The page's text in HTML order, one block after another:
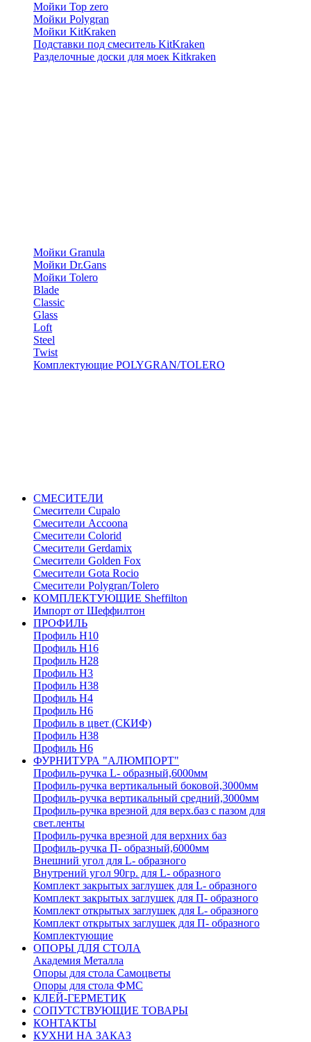
Мойки Top zero
Мойки Polygran
Мойки KitKraken
Подставки под смеситель KitKraken
Разделочные доски для моек Kitkraken
Мойки Granula
Мойки Dr.Gans
Мойки Tolero
Blade
Classic
Glass
Loft
Steel
Twist
Комплектующие POLYGRAN/TOLERO
СМЕСИТЕЛИ
Cмесители Cupalo
Смесители Accoona
Смесители Colorid
Смесители Gerdamix
Смесители Golden Fox
Смесители Gota Rocio
Смесители Polygran/Tolero
КОМПЛЕКТУЮЩИЕ Sheffilton
Импорт от Шеффилтон
ПРОФИЛЬ
Профиль H10
Профиль H16
Профиль H28
Профиль H3
Профиль H38
Профиль H4
Профиль H6
Профиль в цвет (СКИФ)
Профиль H38
Профиль H6
ФУРНИТУРА "АЛЮМПОРТ"
Профиль-ручка L- образный,6000мм
Профиль-ручка вертикальный боковой,3000мм
Профиль-ручка вертикальный средний,3000мм
Профиль-ручка врезной для верх.баз с пазом для
свет.ленты
Профиль-ручка врезной для верхних баз
Профиль-ручка П- образный,6000мм
Внешний угол для L- образного
Внутрений угол 90гр. для L- образного
Комплект закрытых заглушек для L- образного
Комплект закрытых заглушек для П- образного
Комплект открытых заглушек для L- образного
Комплект открытых заглушек для П- образного
Комплектующие
ОПОРЫ ДЛЯ СТОЛА
Академия Металла
Опоры для стола Самоцветы
Опоры для стола ФМС
КЛЕЙ-ГЕРМЕТИК
СОПУТСТВУЮЩИЕ ТОВАРЫ
КОНТАКТЫ
КУХНИ НА ЗАКАЗ